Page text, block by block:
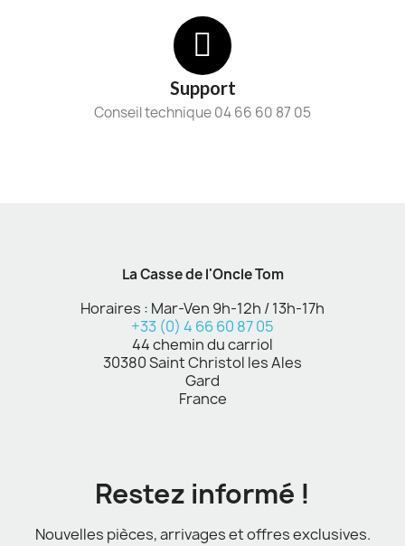
Support
Conseil technique 04 66 60 87 05
La Casse de l'Oncle Tom
Horaires : Mar-Ven 9h-12h / 13h-17h
+33 (0) 4 66 60 87 05
44 chemin du carriol
30380 Saint Christol les Ales
Gard
France
Restez informé !
Nouvelles pièces, arrivages et offres exclusives.